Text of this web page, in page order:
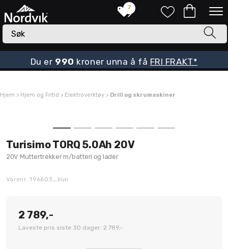
7
Du er 990 kroner unna å få FRI FRAKT*
Hjem>Hjem og Fritid>Elektroverktøy>Drill og skrumaskiner
Turisimo TORQ 5.0Ah 20V
20V Muttertrekker m/batteri og lader
Varenr:196603_bun
2 789,-
Laveste pris siste 30 dager: 2 789,-